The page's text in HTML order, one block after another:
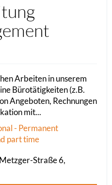
Arbeiten in unserem
Bürotätigkeiten (z.B.
Angeboten, Rechnungen
mit...
- Permanent
part time
Straße 6,